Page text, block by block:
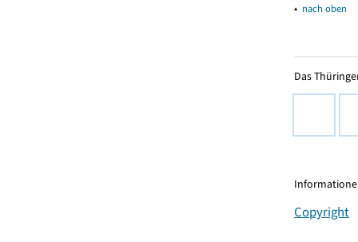
▴ nach oben
Das
Copyright